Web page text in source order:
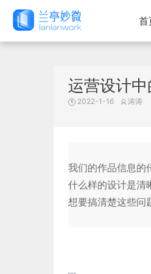
首
运营设计
2022-1-16 涛涛
我们的作品信息的
什么样的设计是清
想要搞清楚这些问